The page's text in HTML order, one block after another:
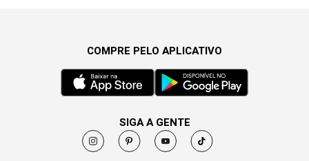
COMPRE PELO APLICATIVO
SIGA A GENTE